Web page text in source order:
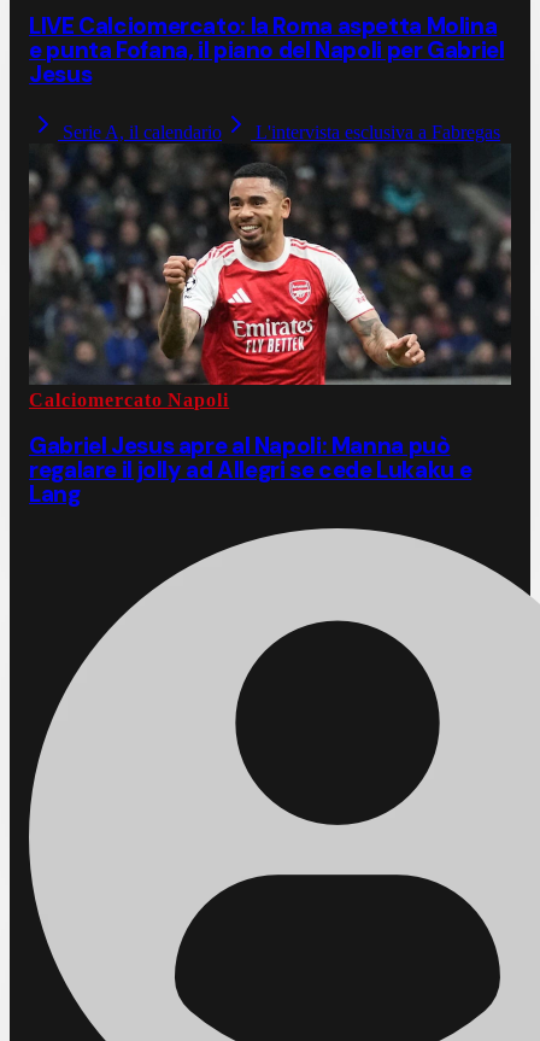
LIVE Calciomercato: la Roma aspetta Molina
e punta Fofana, il piano del Napoli per Gabriel
Jesus
Serie A, il calendario L'intervista esclusiva a Fabregas
Calciomercato Napoli
Gabriel Jesus apre al Napoli: Manna può
regalare il jolly ad Allegri se cede Lukaku e
Lang